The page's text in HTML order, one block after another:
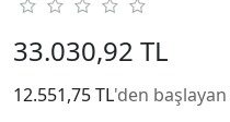
33.030,92 TL
12.551,75 TL'den